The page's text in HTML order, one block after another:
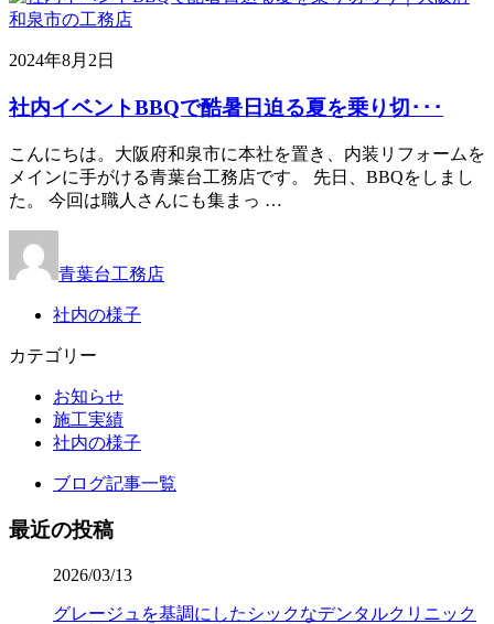
2024年8月2日
社内イベントBBQで酷暑日迫る夏を乗り切･･･
こんにちは。大阪府和泉市に本社を置き、内装リフォームを
メインに手がける青葉台工務店です。 先日、BBQをしまし
た。 今回は職人さんにも集まっ …
青葉台工務店
社内の様子
カテゴリー
お知らせ
施工実績
社内の様子
ブログ記事一覧
最近の投稿
2026/03/13
グレージュを基調にしたシックなデンタルクリニック